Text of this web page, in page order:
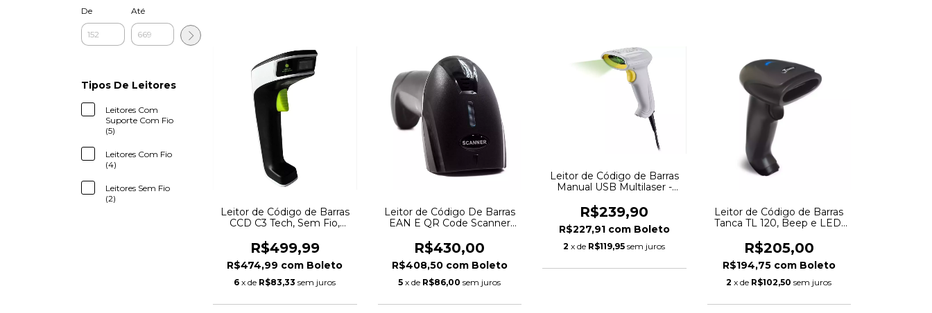
De Até
Tipos De Leitores
Leitores Com
Suporte Com Fio
(5)
Leitores Com Fio
(4)
Leitores Sem Fio
(2)
Leitor de Código de Barras
CCD C3 Tech, Sem Fio,
C3Tech
R$499,99
R$474,99 com Boleto
6 x de R$83,33 sem juros
Leitor de Código De Barras
EAN E QR Code Scanner
R$430,00
R$408,50 com Boleto
5 x de R$86,00 sem juros
Leitor de Código de Barras
Manual USB Multilaser -
R$239,90
R$227,91 com Boleto
2 x de R$119,95 sem juros
Leitor de Código de Barras
Tanca TL 120, Beep e LED,
Queda 1.5M, Linear Image
CCD, Preto - 1950
R$205,00
R$194,75 com Boleto
2 x de R$102,50 sem juros